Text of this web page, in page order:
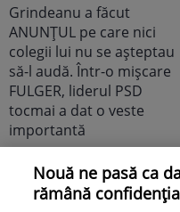
E BREAKING NEWS-UL
lunii în politica
Nouă ne pasă ca
rămână